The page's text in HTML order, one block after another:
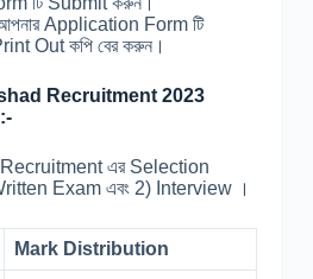
Application Form টি
Out কপি বের করুন।
Recruitment 2023
Recruitment এর Selection
Exam এবং 2) Interview ।
Mark Distribution